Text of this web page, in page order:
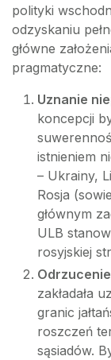
polityki
odzyskaniu
główne
pragmatyczne:
Uznanie
koncepcji
istnieniem
– Ukrainy,
Rosja
głównym
ULB
rosyjskiej
zakładała
granic
roszczeń
sąsiadów.